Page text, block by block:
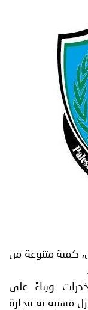
كمية متنوعة من
وبناءً على
به بتجارة